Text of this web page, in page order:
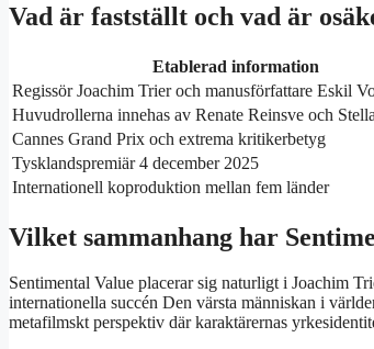
Vad är fastställt och vad är
Etablerad information
Regissör Joachim Trier och manusförfattare Eskil
Huvudrollerna innehas av Renate Reinsve och
Cannes Grand Prix och extrema kritikerbetyg
Tysklandspremiär 4 december 2025
Internationell koproduktion mellan fem länder
Vilket sammanhang har
Sentimental Value placerar sig naturligt i Joachim
internationella succén Den värsta människan i
metafilmskt perspektiv där karaktärernas